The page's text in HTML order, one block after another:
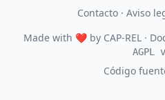
Contacto· Aviso
Made with ❤by CAP-REL·
AGPL
Código